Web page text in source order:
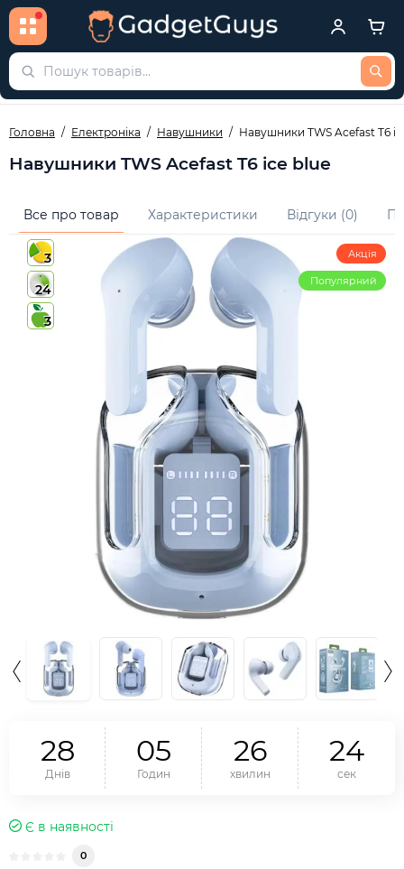
Головна Електроніка Навушники Навушники TWS Acefast T6
Навушники TWS Acefast T6 ice blue
Все про товар Характеристики Відгуки (0)
3
24
3
Акція
Популярний
28
Днів
05
Годин
26
хвилин
23
сек
Є в наявності
0